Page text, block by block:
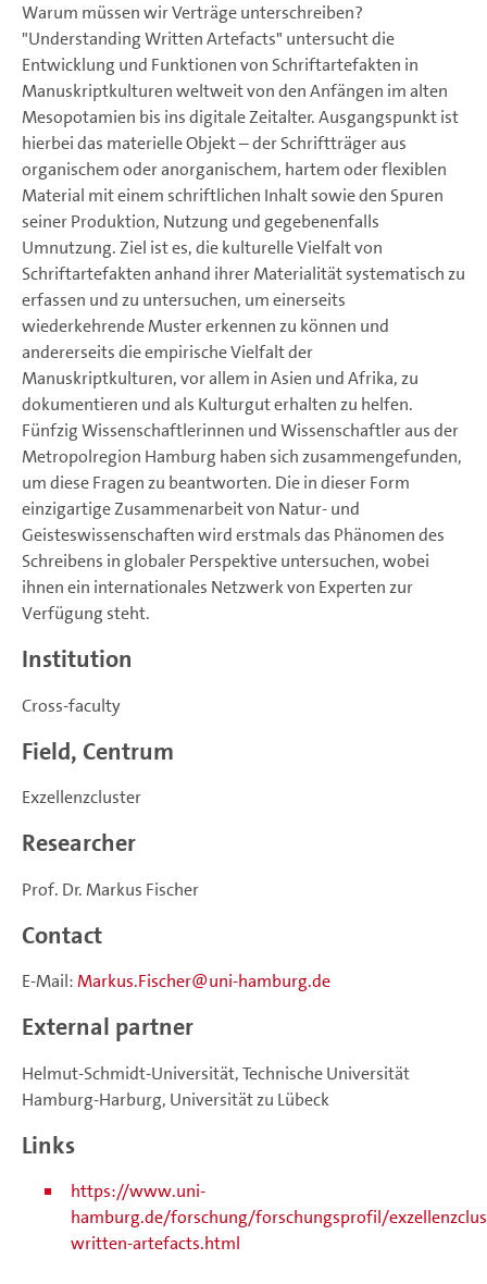
Warum müssen wir Verträge unterschreiben?
"Understanding Written Artefacts" untersucht die
Entwicklung und Funktionen von Schriftartefakten in
Manuskriptkulturen weltweit von den Anfängen im alten
Mesopotamien bis ins digitale Zeitalter. Ausgangspunkt ist
hierbei das materielle Objekt – der Schriftträger aus
organischem oder anorganischem, hartem oder flexiblen
Material mit einem schriftlichen Inhalt sowie den Spuren
seiner Produktion, Nutzung und gegebenenfalls
Umnutzung. Ziel ist es, die kulturelle Vielfalt von
Schriftartefakten anhand ihrer Materialität systematisch zu
erfassen und zu untersuchen, um einerseits
wiederkehrende Muster erkennen zu können und
andererseits die empirische Vielfalt der
Manuskriptkulturen, vor allem in Asien und Afrika, zu
dokumentieren und als Kulturgut erhalten zu helfen.
Fünfzig Wissenschaftlerinnen und Wissenschaftler aus der
Metropolregion Hamburg haben sich zusammengefunden,
um diese Fragen zu beantworten. Die in dieser Form
einzigartige Zusammenarbeit von Natur- und
Geisteswissenschaften wird erstmals das Phänomen des
Schreibens in globaler Perspektive untersuchen, wobei
ihnen ein internationales Netzwerk von Experten zur
Verfügung steht.
Institution
Cross-faculty
Field, Centrum
Exzellenzcluster
Researcher
Prof. Dr. Markus Fischer
Contact
E-Mail:Markus.Fischer uni-hamburg.de
External partner
Helmut-Schmidt-Universität, Technische Universität
Hamburg-Harburg, Universität zu Lübeck
Links
https://www.uni-
hamburg.de/forschung/forschungsprofil/
written-artefacts.html